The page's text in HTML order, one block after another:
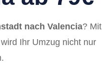
nach Valencia? Mit
Ihr Umzug nicht nur